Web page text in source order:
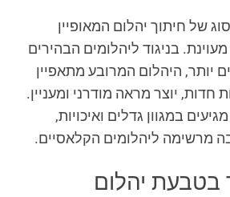
של חיתוך יהלום המאופיין
בניגוד ליהלומים הבהירים
יותר, היהלום המרובע מתאפיין
חדות, יוצר מראה מודרני ומעניין.
במגוון גדלים ואיכויות,
מרשימה ליהלומים הקלאסיים.
בטבעת יהלום